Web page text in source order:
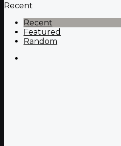
Recent
Recent
Featured
Random